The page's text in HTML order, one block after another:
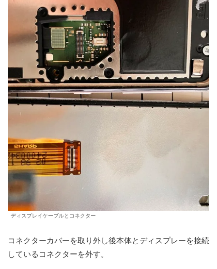
ディスプレイケーブルとコネクター
コネクターカバーを取り外し後本体とディスプレーを接続
しているコネクターを外す。